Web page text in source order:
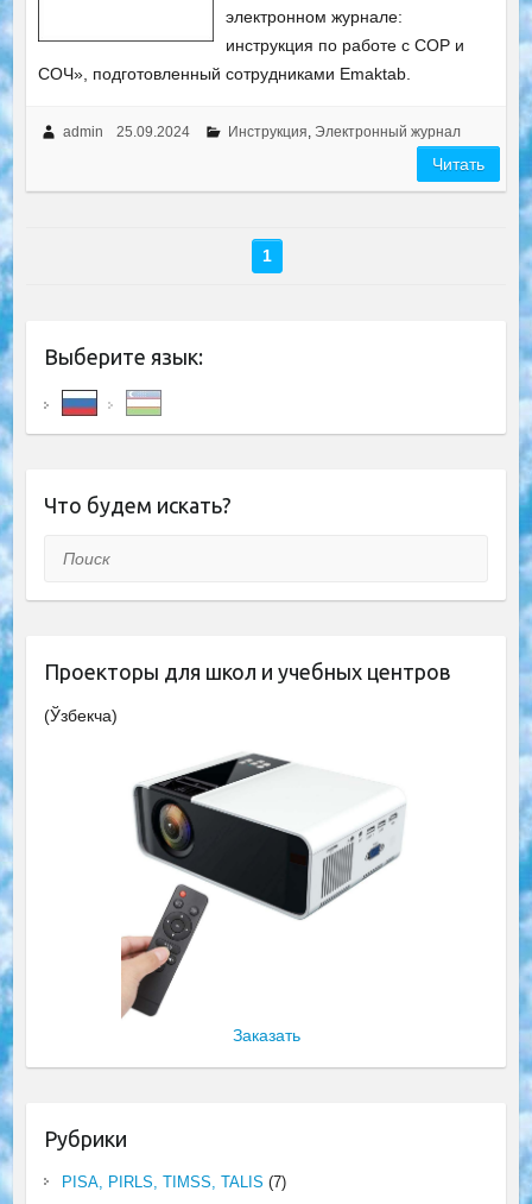
электронном журнале:
инструкция по работе с СОР и
СОЧ», подготовленный сотрудниками Emaktab.
admin 25.09.2024 Инструкция, Электронный журнал
Читать
1
Выберите язык:
Что будем искать?
Поиск
Проекторы для школ и учебных центров
(Ўзбекча)
Заказать
Рубрики
PISA, PIRLS, TIMSS, TALIS (7)